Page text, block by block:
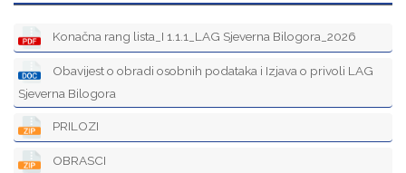
Konačna rang lista_I 1.1.1_LAG Sjeverna Bilogora_2026
Obavijest o obradi osobnih podataka i Izjava o privoli LAG
Sjeverna Bilogora
PRILOZI
OBRASCI